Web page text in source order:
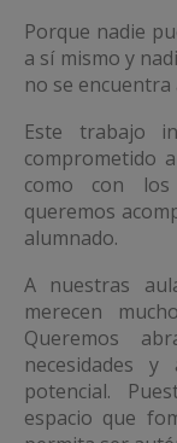
Porque nadie
a sí mismo y
no se encuentra
Este trabajo
comprometido
como con los
queremos
alumnado.
A nuestras
merecen
Queremos
necesidades
potencial.
espacio que